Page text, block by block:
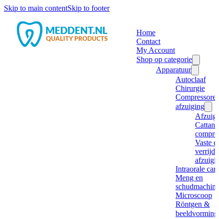
Skip to main contentSkip to footer
Home
Contact
My Account
Shop op categorie
Apparatuur
Autoclaaf
Chirurgie
afzuiging
Cattani
Vaste
Intraorale
Meng en
Microscoop
Röntgen &
beeldvorming